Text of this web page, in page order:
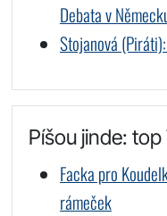
Debata v
Stojanová
Píšou jinde: top
Facka pro
rámeček